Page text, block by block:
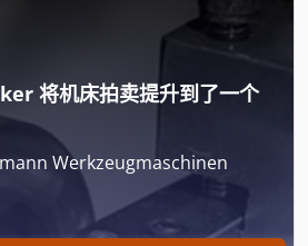
将机床拍卖提升到了一个
Werkzeugmaschinen